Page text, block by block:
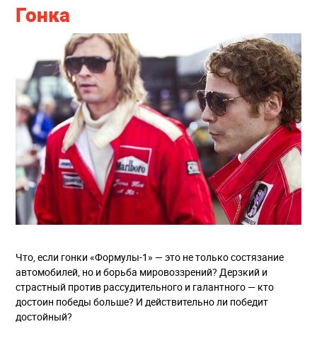
Гонка
Что, если гонки «Формулы-1» — это не только состязание
автомобилей, но и борьба мировоззрений? Дерзкий и
страстный против рассудительного и галантного — кто
достоин победы больше? И действительно ли победит
достойный?